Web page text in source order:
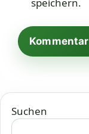
Suchen